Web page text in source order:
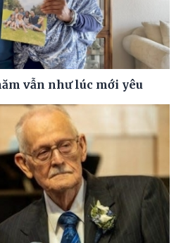
vẫn như lúc mới yêu